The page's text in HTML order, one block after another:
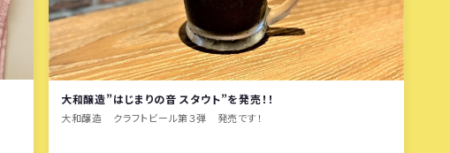
大和醸造”はじまりの音 スタウト”を発売！！
大和醸造 クラフトビール第３弾 発売です！